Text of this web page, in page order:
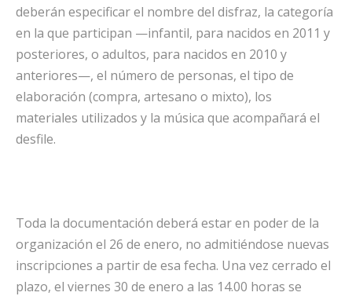
deberán especificar el nombre del disfraz, la categoría
en la que participan —infantil, para nacidos en 2011 y
posteriores, o adultos, para nacidos en 2010 y
anteriores—, el número de personas, el tipo de
elaboración (compra, artesano o mixto), los
materiales utilizados y la música que acompañará el
desfile.
Toda la documentación deberá estar en poder de la
organización el 26 de enero, no admitiéndose nuevas
inscripciones a partir de esa fecha. Una vez cerrado el
plazo, el viernes 30 de enero a las 14.00 horas se